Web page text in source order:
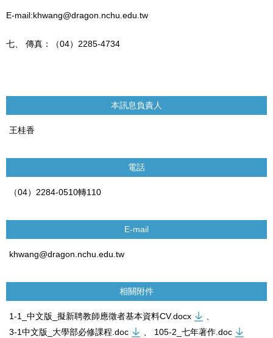
E-mail:khwang@dragon.nchu.edu.tw
七、 傳真：（04）2285-4734
本訊息負責人
王桂香
電話
（04）2284-0510轉110
E-mail
khwang@dragon.nchu.edu.tw
相關附件
1-1_中文版_擬新聘教師應徵者基本資料CV.docx
3-1中文版_大學部必修課程.doc
105-2_七年著作.doc